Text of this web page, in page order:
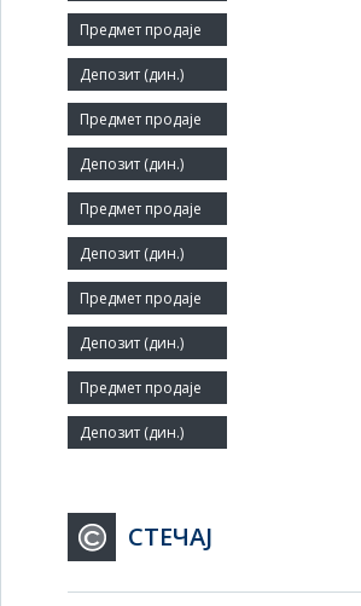
Делатност:
Прерада чаја и кафе
Матични број:
07205040
Величина:
Мало
Број запослених:
10
Заступник:
СТЕЧАЈ